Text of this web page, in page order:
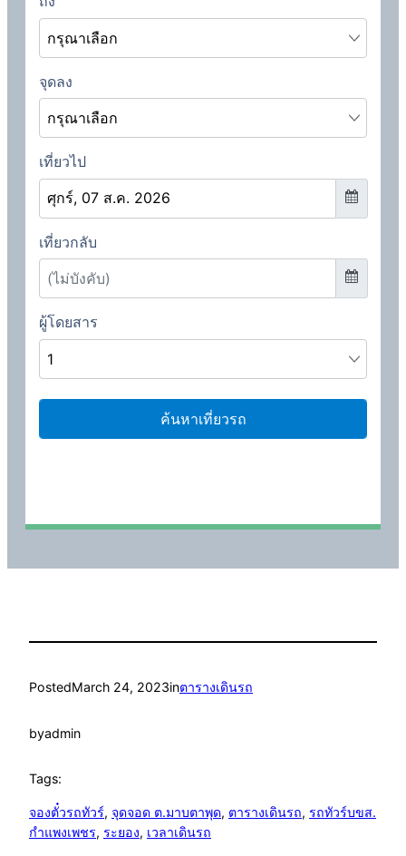
PostedMarch 24, 2023inตารางเดินรถ
byadmin
Tags:
จองตั๋วรถทัวร์, จุดจอด ต.มาบตาพุด, ตารางเดินรถ, รถทัวร์บขส.
กำแพงเพชร, ระยอง, เวลาเดินรถ